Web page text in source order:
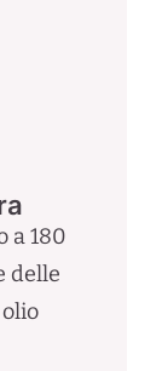
a 180
delle